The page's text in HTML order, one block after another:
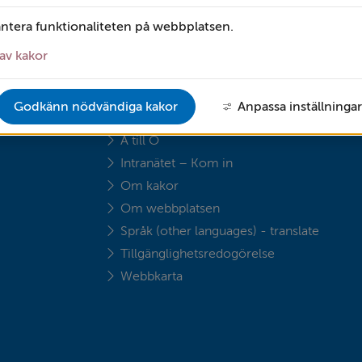
funktionaliteten på webbplatsen.
kakor
Godkänn nödvändiga kakor Anpassa inställningar
OM WEBBPLATSEN
A till Ö
Intranätet – Kom in
Om kakor
Om webbplatsen
Språk (other languages) - translate
Tillgänglighetsredogörelse
Webbkarta